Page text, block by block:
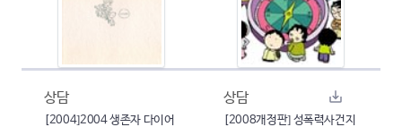
상담
[2004]2004 생존자 다이어
상담
[2008개정판] 성폭력사건지